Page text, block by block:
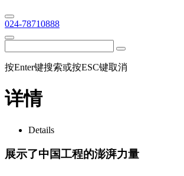
024-78710888
按Enter键搜索或按ESC键取消
详情
Details
展示了中国工程的澎湃力量